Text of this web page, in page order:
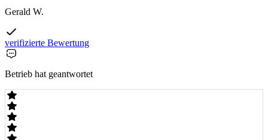
Gerald W.
verifizierte Bewertung
Betrieb hat geantwortet